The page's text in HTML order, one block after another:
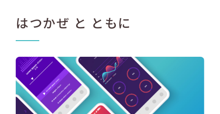
はつかぜ と ともに